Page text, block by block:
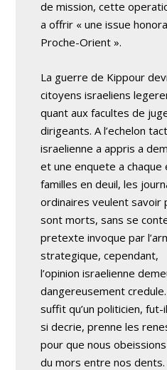
de mission, cette
a offrir « une issue
Proche-Orient ».
La guerre de Kippour
citoyens israeliens
quant aux facultes de
dirigeants. A l’echelon
israelienne a appris a
et une enquete a chaque
familles en deuil, les
ordinaires veulent savoir
sont morts, sans se
pretexte invoque par
strategique, cependant,
l’opinion israelienne
dangereusement
suffit qu’un politicien,
si decrie, prenne les
pour que nous
du mors entre nos dents.